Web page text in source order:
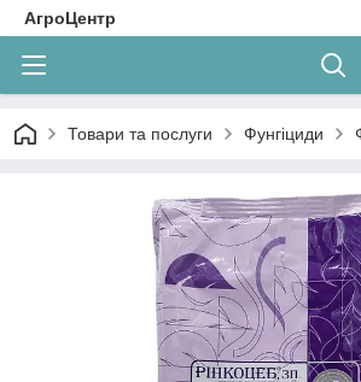
АгроЦентр
Товари та послуги Фунгіциди